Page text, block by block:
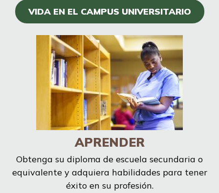
VIDA EN EL CAMPUS UNIVERSITARIO
APRENDER
Obtenga su diploma de escuela secundaria o
equivalente y adquiera habilidades para tener
éxito en su profesión.